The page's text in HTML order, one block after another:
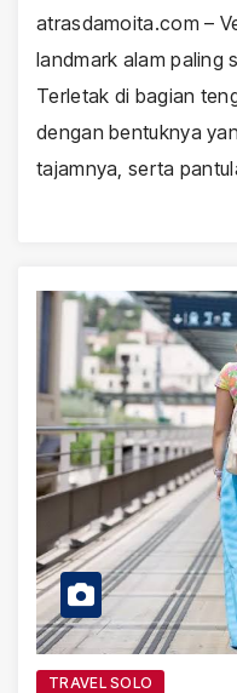
atrasdamoita.com –
landmark alam paling
Terletak di bagian
dengan bentuknya
tajamnya, serta
TRAVEL SOLO